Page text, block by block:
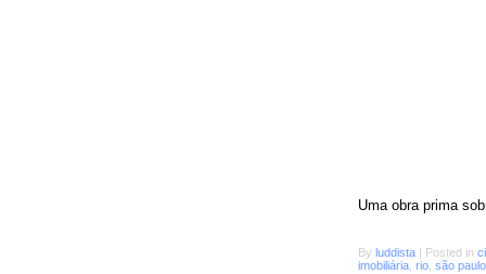
Uma obra prima
By luddista | Posted in
imobiliária rio são paulo